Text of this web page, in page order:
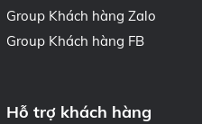
Group Khách hàng Zalo
Group Khách hàng FB
Hỗ trợ khách hàng